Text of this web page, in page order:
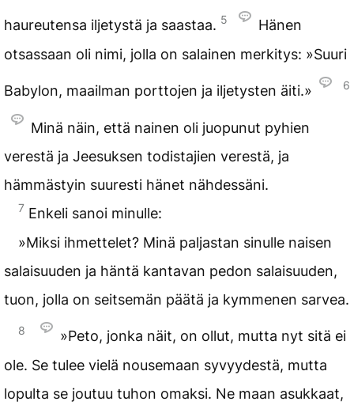
haureutensa iljetystä ja saastaa. 5
Hänen
otsassaan oli nimi, jolla on salainen merkitys: »Suuri
Babylon, maailman porttojen ja iljetysten äiti.» 6
Minä näin, että nainen oli juopunut pyhien
verestä ja Jeesuksen todistajien verestä, ja
hämmästyin suuresti hänet nähdessäni.
7 Enkeli sanoi minulle:
»Miksi ihmettelet? Minä paljastan sinulle naisen
salaisuuden ja häntä kantavan pedon salaisuuden,
tuon, jolla on seitsemän päätä ja kymmenen sarvea.
8
»Peto, jonka näit, on ollut, mutta nyt sitä ei
ole. Se tulee vielä nousemaan syvyydestä, mutta
lopulta se joutuu tuhon omaksi. Ne maan asukkaat,